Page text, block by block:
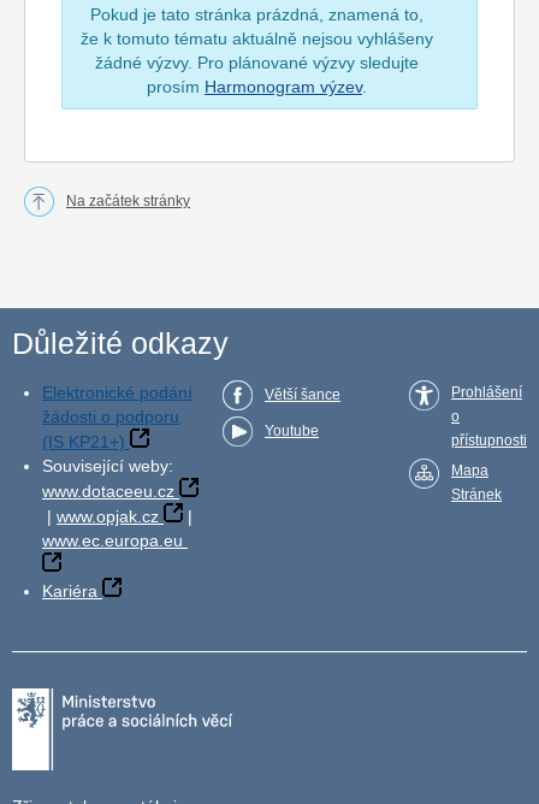
Pokud je tato stránka prázdná, znamená to,
že k tomuto tématu aktuálně nejsou vyhlášeny
žádné výzvy. Pro plánované výzvy sledujte
prosím Harmonogram výzev.
Na začátek stránky
Důležité odkazy
Elektronické podání
žádosti o podporu
(IS KP21+)
Související weby:
www.dotaceeu.cz
| www.opjak.cz
|
www.ec.europa.eu
Kariéra
Větší šance
Youtube
Prohlášení
o
přístupnosti
Mapa
Stránek